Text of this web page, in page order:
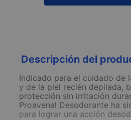
Descripción del
Indicado para el cuidado de
y de la piel recién depilada,
protección sin irritación
Proavenal Desodorante ha
para lograr una acción